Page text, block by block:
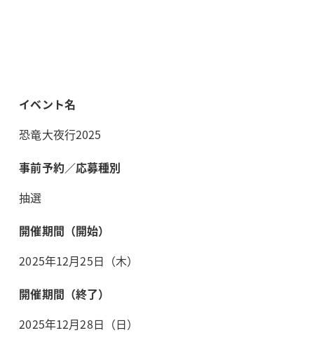
イベント名
恐竜大夜行2025
事前予約／応募種別
抽選
開催期間（開始）
2025年12月25日（木）
開催期間（終了）
2025年12月28日（日）